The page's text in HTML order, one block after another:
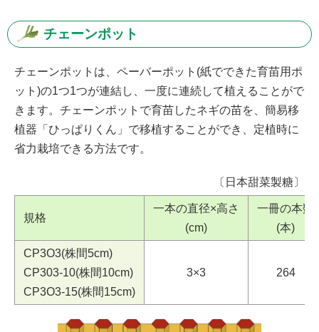
チェーンポット
チェーンポットは、ペーバーポット(紙でできた育苗用ポ
ット)の1つ1つが連結し、一度に連続して植えることがで
きます。チェーンポットで育苗したネギの苗を、簡易移
植器「ひっぱりくん」で移植することができ、定植時に
省力栽培できる方法です。
〔日本甜菜製糖〕
規格
一本の直径×高さ
(cm)
一冊の本数
(本)
CP3O3(株間5cm)
CP303-10(株間10cm)
CP3O3-15(株間15cm)
3×3 264